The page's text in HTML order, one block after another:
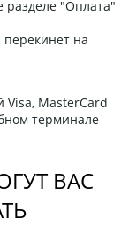
разделе "Оплата"
на
Visa, MasterCard
терминале
ВАС